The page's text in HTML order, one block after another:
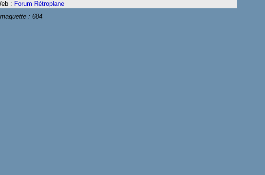
: Forum Rétroplane
: 684